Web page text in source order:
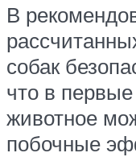
В
собак
что в
животное
побочные